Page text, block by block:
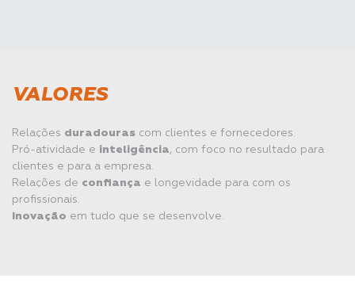
VALORES
Relações duradouras com clientes e fornecedores.
Pró-atividade e inteligência, com foco no resultado para
clientes e para a empresa.
Relações de confiança e longevidade para com os
profissionais.
Inovação em tudo que se desenvolve.